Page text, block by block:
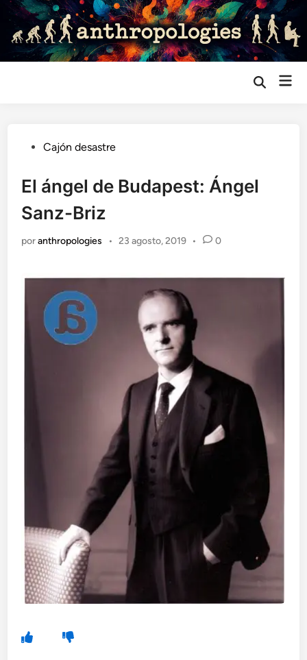
Saltar
contenido
Abrir
Publicado
Cajón desastre
El ángel de Budapest: Ángel
Sanz-Briz
poranthropologies • 23 agosto, 2019 • 0